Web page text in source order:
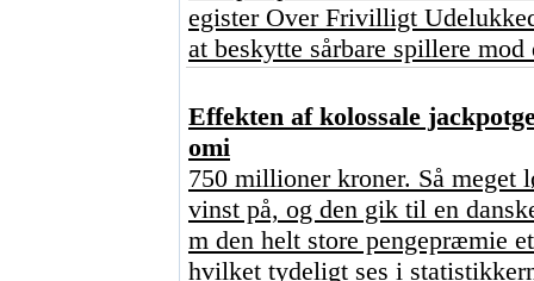
egister Over Frivilligt
at beskytte sårbare spillere
Effekten af kolossale
omi
750 millioner kroner. Så meget
vinst på, og den gik til en
m den helt store pengepræmie
hvilket tydeligt ses i